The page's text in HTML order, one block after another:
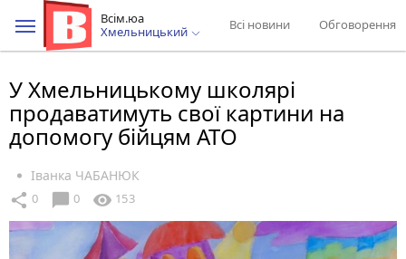
Всім.юа
Хмельницький
Всі новини Обговорення
У Хмельницькому школярі
продаватимуть свої картини на
допомогу бійцям АТО
Іванка ЧАБАНЮК
share 0 chat_bubble 0 visibility 153